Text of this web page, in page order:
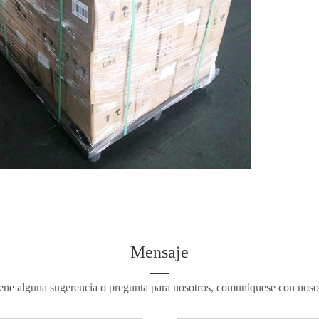
Mensaje
alguna sugerencia o pregunta para nosotros, comuníquese con